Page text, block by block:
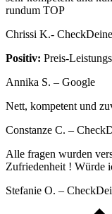
rundum TOP
Chrissi K.-
Positiv: Preis-
Annika S. – Google
Nett, kompetent und
Constanze C. –
Alle fragen wurden
Zufriedenheit ! Würde
Stefanie O. –